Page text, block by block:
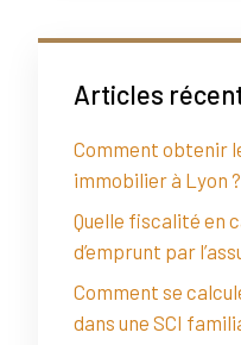
Articles
Comment obtenir
immobilier à Lyon ?
Quelle fiscalité en
d’emprunt par
Comment se
dans une SCI